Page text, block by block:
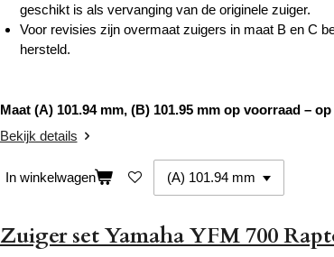
geschikt is als vervanging van de originele zuiger.
Voor revisies zijn overmaat zuigers in maat B en C
hersteld.
Maat (A) 101.94 mm, (B) 101.95 mm op voorraad –
Bekijk details
In winkelwagen
Zuiger set Yamaha YFM 700